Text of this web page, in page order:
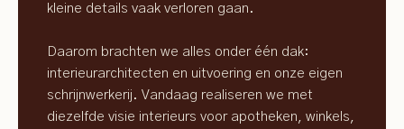
kleine details vaak verloren gaan.
Daarom brachten we alles onder één dak:
interieurarchitecten en uitvoering en onze eigen
schrijnwerkerij. Vandaag realiseren we met
diezelfde visie interieurs voor apotheken, winkels,